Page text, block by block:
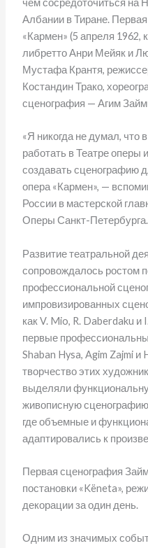
чем сосредоточиться на
Албании в Тиране.
«Кармен» (5 апреля 1962,
либретто Анри Мейяк и
Мустафа Крантя,
Костандин Трако,
сценография — Агим
«Я никогда не думал, что
работать в Театре оперы
создавать сценографию
опера «Кармен», —
России в мастерской
Оперы Санкт-Петербурга.
Развитие театральной
сопровождалось ростом
профессиональной
импровизированных
как V. Mio, R. Daberdaku и
первые
Shaban Hysa, Agim Zajmi и
творчество этих
выделяли
живописную сценографию
где объемные и
адаптировались к
Первая сценография
постановки «Këneta»,
декорации за один день.
Одним из значимых